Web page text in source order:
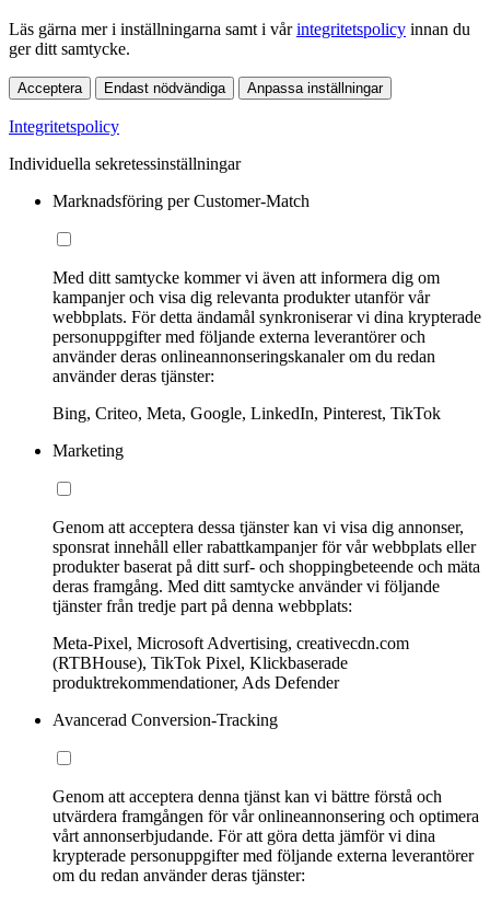
Läs gärna mer i inställningarna samt i vårintegritetspolicy innan du
ger ditt samtycke.
Acceptera Endast nödvändiga Anpassa inställningar
Integritetspolicy
Individuella sekretessinställningar
Marknadsföring per Customer-Match
Med ditt samtycke kommer vi även att informera dig om
kampanjer och visa dig relevanta produkter utanför vår
webbplats. För detta ändamål synkroniserar vi dina krypterade
personuppgifter med följande externa leverantörer och
använder deras onlineannonseringskanaler om du redan
använder deras tjänster:
Bing, Criteo, Meta, Google, LinkedIn, Pinterest, TikTok
Marketing
Genom att acceptera dessa tjänster kan vi visa dig annonser,
sponsrat innehåll eller rabattkampanjer för vår webbplats eller
produkter baserat på ditt surf- och shoppingbeteende och mäta
deras framgång. Med ditt samtycke använder vi följande
tjänster från tredje part på denna webbplats:
Meta-Pixel, Microsoft Advertising, creativecdn.com
(RTBHouse), TikTok Pixel, Klickbaserade
produktrekommendationer, Ads Defender
Avancerad Conversion-Tracking
Genom att acceptera denna tjänst kan vi bättre förstå och
utvärdera framgången för vår onlineannonsering och optimera
vårt annonserbjudande. För att göra detta jämför vi dina
krypterade personuppgifter med följande externa leverantörer
om du redan använder deras tjänster: